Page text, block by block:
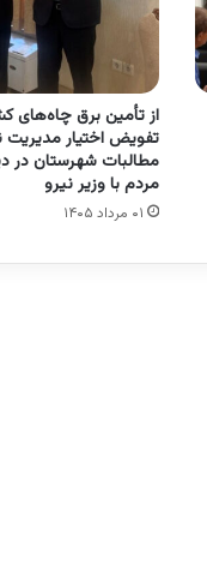
از تأمین برق چاه‌های
تفویض اختیار مدیریت
مطالبات شهرستان در
مردم با وزیر نیرو
۰۱ مرداد ۱۴۰۵